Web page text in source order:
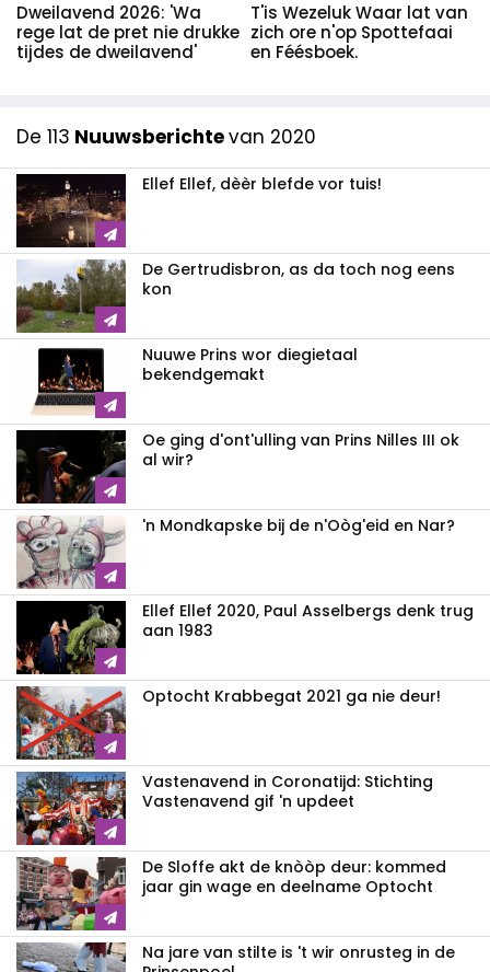
Dweilavend 2026: 'Wa
rege lat de pret nie drukke
tijdes de dweilavend'
T'is Wezeluk Waar lat van
zich ore n'op Spottefaai
en Féésboek.
De 113 Nuuwsberichtevan 2020
Ellef Ellef, dèèr blefde vor tuis!
De Gertrudisbron, as da toch nog eens
kon
Nuuwe Prins wor diegietaal
bekendgemakt
Oe ging d'ont'ulling van Prins Nilles III ok
al wir?
'n Mondkapske bij de n'Oòg'eid en Nar?
Ellef Ellef 2020, Paul Asselbergs denk trug
aan 1983
Optocht Krabbegat 2021 ga nie deur!
Vastenavend in Coronatijd: Stichting
Vastenavend gif 'n updeet
De Sloffe akt de knòòp deur: kommed
jaar gin wage en deelname Optocht
Na jare van stilte is 't wir onrusteg in de